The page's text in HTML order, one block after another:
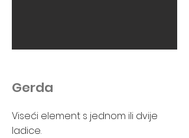
Gerda
Viseći element s jednom ili dvije
ladice.